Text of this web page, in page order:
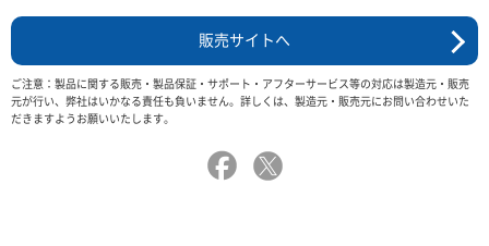
販売サイトへ
ご注意：製品に関する販売・製品保証・サポート・アフターサービス等の対応は製造元・販売
元が行い、弊社はいかなる責任も負いません。詳しくは、製造元・販売元にお問い合わせいた
だきますようお願いいたします。